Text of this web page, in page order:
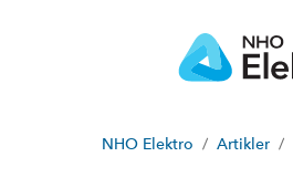
NHO Elektro Artikler